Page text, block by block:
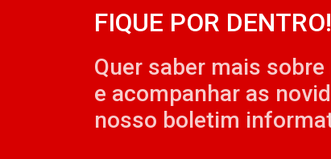
FIQUE POR DENTRO!
Quer saber mais
e acompanhar as
nosso boletim